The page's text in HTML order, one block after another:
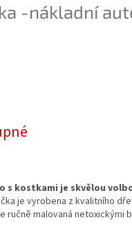
-nákladní
s kostkami je skvělou
je vyrobena z kvalitního
ručně malovaná netoxickými